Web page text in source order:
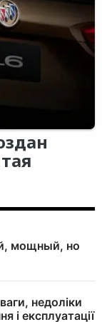
мощный, но
недоліки
і експлуатації